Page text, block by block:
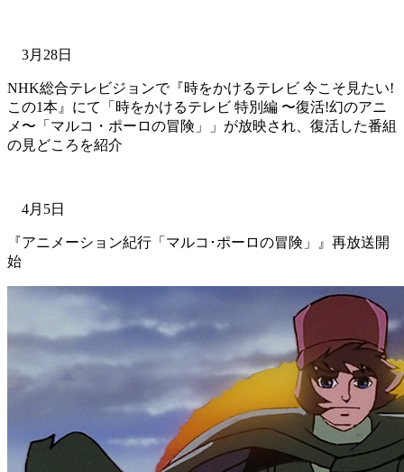
3月28日
NHK総合テレビジョンで『時をかけるテレビ 今こそ見たい!
この1本』にて「時をかけるテレビ 特別編 〜復活!幻のアニ
メ〜「マルコ・ポーロの冒険」」が放映され、復活した番組
の見どころを紹介
4月5日
『アニメーション紀行「マルコ･ポーロの冒険」』再放送開
始